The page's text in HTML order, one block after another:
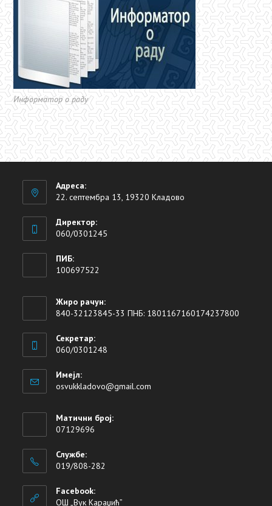
Информатор о раду
Адреса:
22. септембра 13, 19320 Кладово
Директор:
060/0301245
ПИБ:
100697522
Жиро рачун:
840-32123845-33 ПНБ: 1801167160174237800
Секретар:
060/0301248
Имејл:
osvukkladovo@gmail.com
Матични број:
07129696
Службе:
019/808-282
Facebook:
ОШ „Вук Караџић”